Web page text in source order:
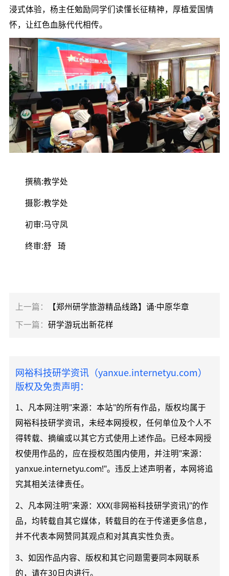
浸式体验，杨主任勉励同学们读懂长征精神，厚植爱国情
怀，让红色血脉代代相传。
撰稿:教学处
摄影:教学处
初审:马守凤
终审:舒 琦
上一篇：
【郑州研学旅游精品线路】诵·中原华章
下一篇： 研学游玩出新花样
网裕科技研学资讯（yanxue.internetyu.com）
版权及免责声明：
1、凡本网注明"来源：本站"的所有作品，版权均属于
网裕科技研学资讯，未经本网授权，任何单位及个人不
得转载、摘编或以其它方式使用上述作品。已经本网授
权使用作品的，应在授权范围内使用，并注明"来源：
yanxue.internetyu.com!"。违反上述声明者，本网将追
究其相关法律责任。
2、凡本网注明"来源：XXX(非网裕科技研学资讯)"的作
品，均转载自其它媒体，转载目的在于传递更多信息，
并不代表本网赞同其观点和对其真实性负责。
3、如因作品内容、版权和其它问题需要同本网联系
的，请在30日内进行。